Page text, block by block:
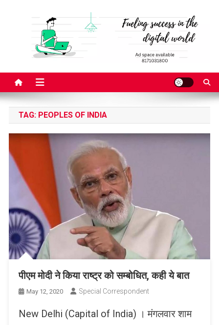
Live Story Time
TAG: PEOPLES OF INDIA
पीएम मोदी ने किया राष्ट्र को सम्बोधित, कही ये बात
May 12, 2020 Special Correspondent
New Delhi (Capital of India) । मंगलवार शाम